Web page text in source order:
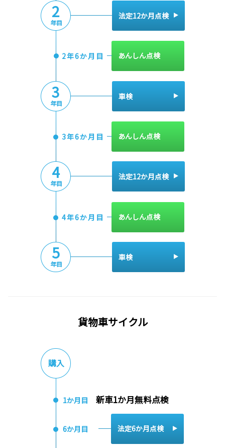
2
年目
法定12か月点検
2年6か月目 あんしん点検
3
年目
車検
3年6か月目 あんしん点検
4
年目
法定12か月点検
4年6か月目 あんしん点検
5
年目
車検
貨物車サイクル
購入
1か月目新車1か月無料点検
6か月目 法定6か月点検